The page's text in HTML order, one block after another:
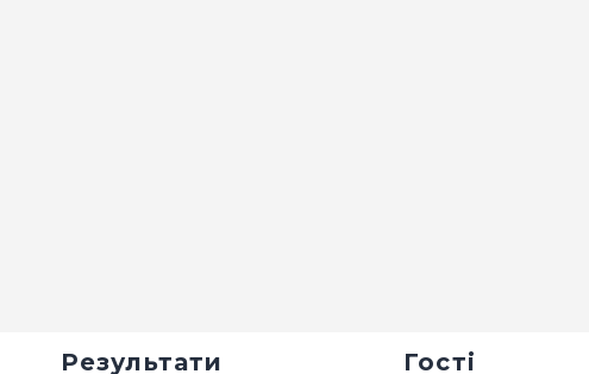
Результати Гості